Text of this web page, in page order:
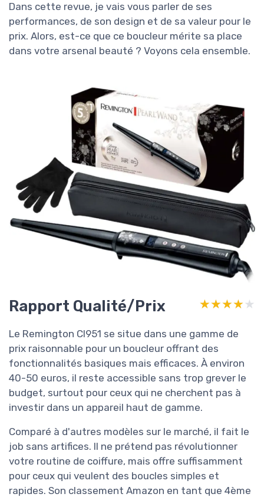
Dans cette revue, je vais vous parler de ses
performances, de son design et de sa valeur pour le
prix. Alors, est-ce que ce boucleur mérite sa place
dans votre arsenal beauté ? Voyons cela ensemble.
Rapport Qualité/Prix ★★★★★
★★★★★
Le Remington CI951 se situe dans une gamme de
prix raisonnable pour un boucleur offrant des
fonctionnalités basiques mais efficaces. À environ
40-50 euros, il reste accessible sans trop grever le
budget, surtout pour ceux qui ne cherchent pas à
investir dans un appareil haut de gamme.
Comparé à d'autres modèles sur le marché, il fait le
job sans artifices. Il ne prétend pas révolutionner
votre routine de coiffure, mais offre suffisamment
pour ceux qui veulent des boucles simples et
rapides. Son classement Amazon en tant que 4ème